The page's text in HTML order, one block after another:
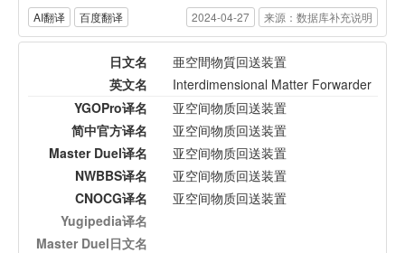
AI翻译 百度翻译 2024-04-27 来源：数据库补充说明
日文名
亜空間物質回送装置
英文名
Interdimensional Matter Forwarder
YGOPro译名
亚空间物质回送装置
简中官方译名
亚空间物质回送装置
Master Duel译名
亚空间物质回送装置
NWBBS译名
亚空间物质回送装置
CNOCG译名
亚空间物质回送装置
Yugipedia译名
Master Duel日文名